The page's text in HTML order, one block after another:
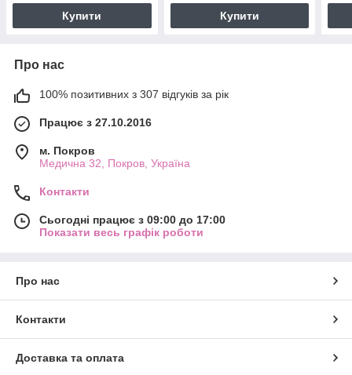
Купити Купити
Про нас
100% позитивних з 307 відгуків за рік
Працює з 27.10.2016
м. Покров
Медична 32, Покров, Україна
Контакти
Сьогодні працює з 09:00 до 17:00
Показати весь графік роботи
Про нас
Контакти
Доставка та оплата